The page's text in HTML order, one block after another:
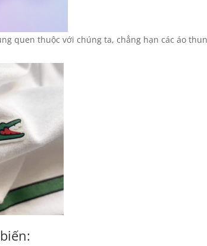
quen thuộc với chúng ta, chẳng hạn các áo thun